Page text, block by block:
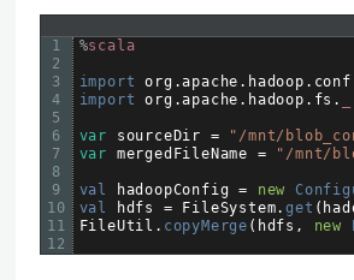
1
2
3
4
5
6
7
8
9
10
11
12
%scala
import org .apache . hadoop . conf
import org .apache . hadoop . fs .
var sourceDir =
"/mnt/
var
mergedFileName = "/mnt/
val hadoopConfig = new
val
hdfs = FileSystem.get (
FileUtil . copyMerge ( hdfs , new